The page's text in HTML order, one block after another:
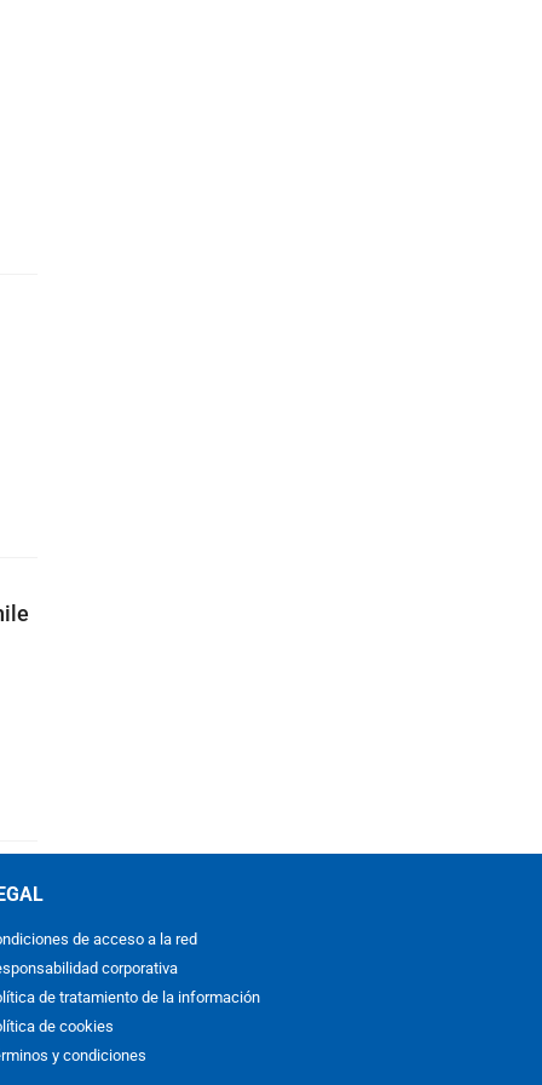
de acceso a la red
corporativa
de tratamiento de la información
de cookies
y condiciones